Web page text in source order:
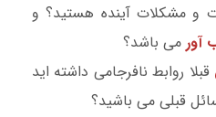
و مشکلات آینده هستید؟ و
آور می باشد؟
قبلا روابط نافرجامی داشته اید
قبلی می باشید؟